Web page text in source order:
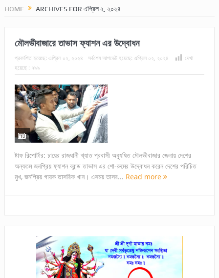
HOME ARCHIVES FOR এপ্রিল ২, ২০২৪
মৌলভীবাজারে তাভাস ফ্যাশন এর উদ্বোধন
প্রকাশিত হয়েছে: এপ্রিল ০২, ২০২৪ সর্বশেষ আপডেট হয়েছে: এপ্রিল ০২, ২০২৪
দেখা
হয়েছে : ৭৯৯
ষ্টাফ রিপোর্টার: চায়ের রাজধানী খ্যাত প্রবাসী অধ্যুষিত মৌলভীবাজার জেলায় দেশের
অন্যতম জনপ্রিয় ফ্যাশন ব্রান্ড তাভাস এর শো-রুমের উদ্বোধন করেন দেশের পরিচিত
মুখ, জনপ্রিয় গায়ক তাসরিফ খান। এসময় তাসর... Read more